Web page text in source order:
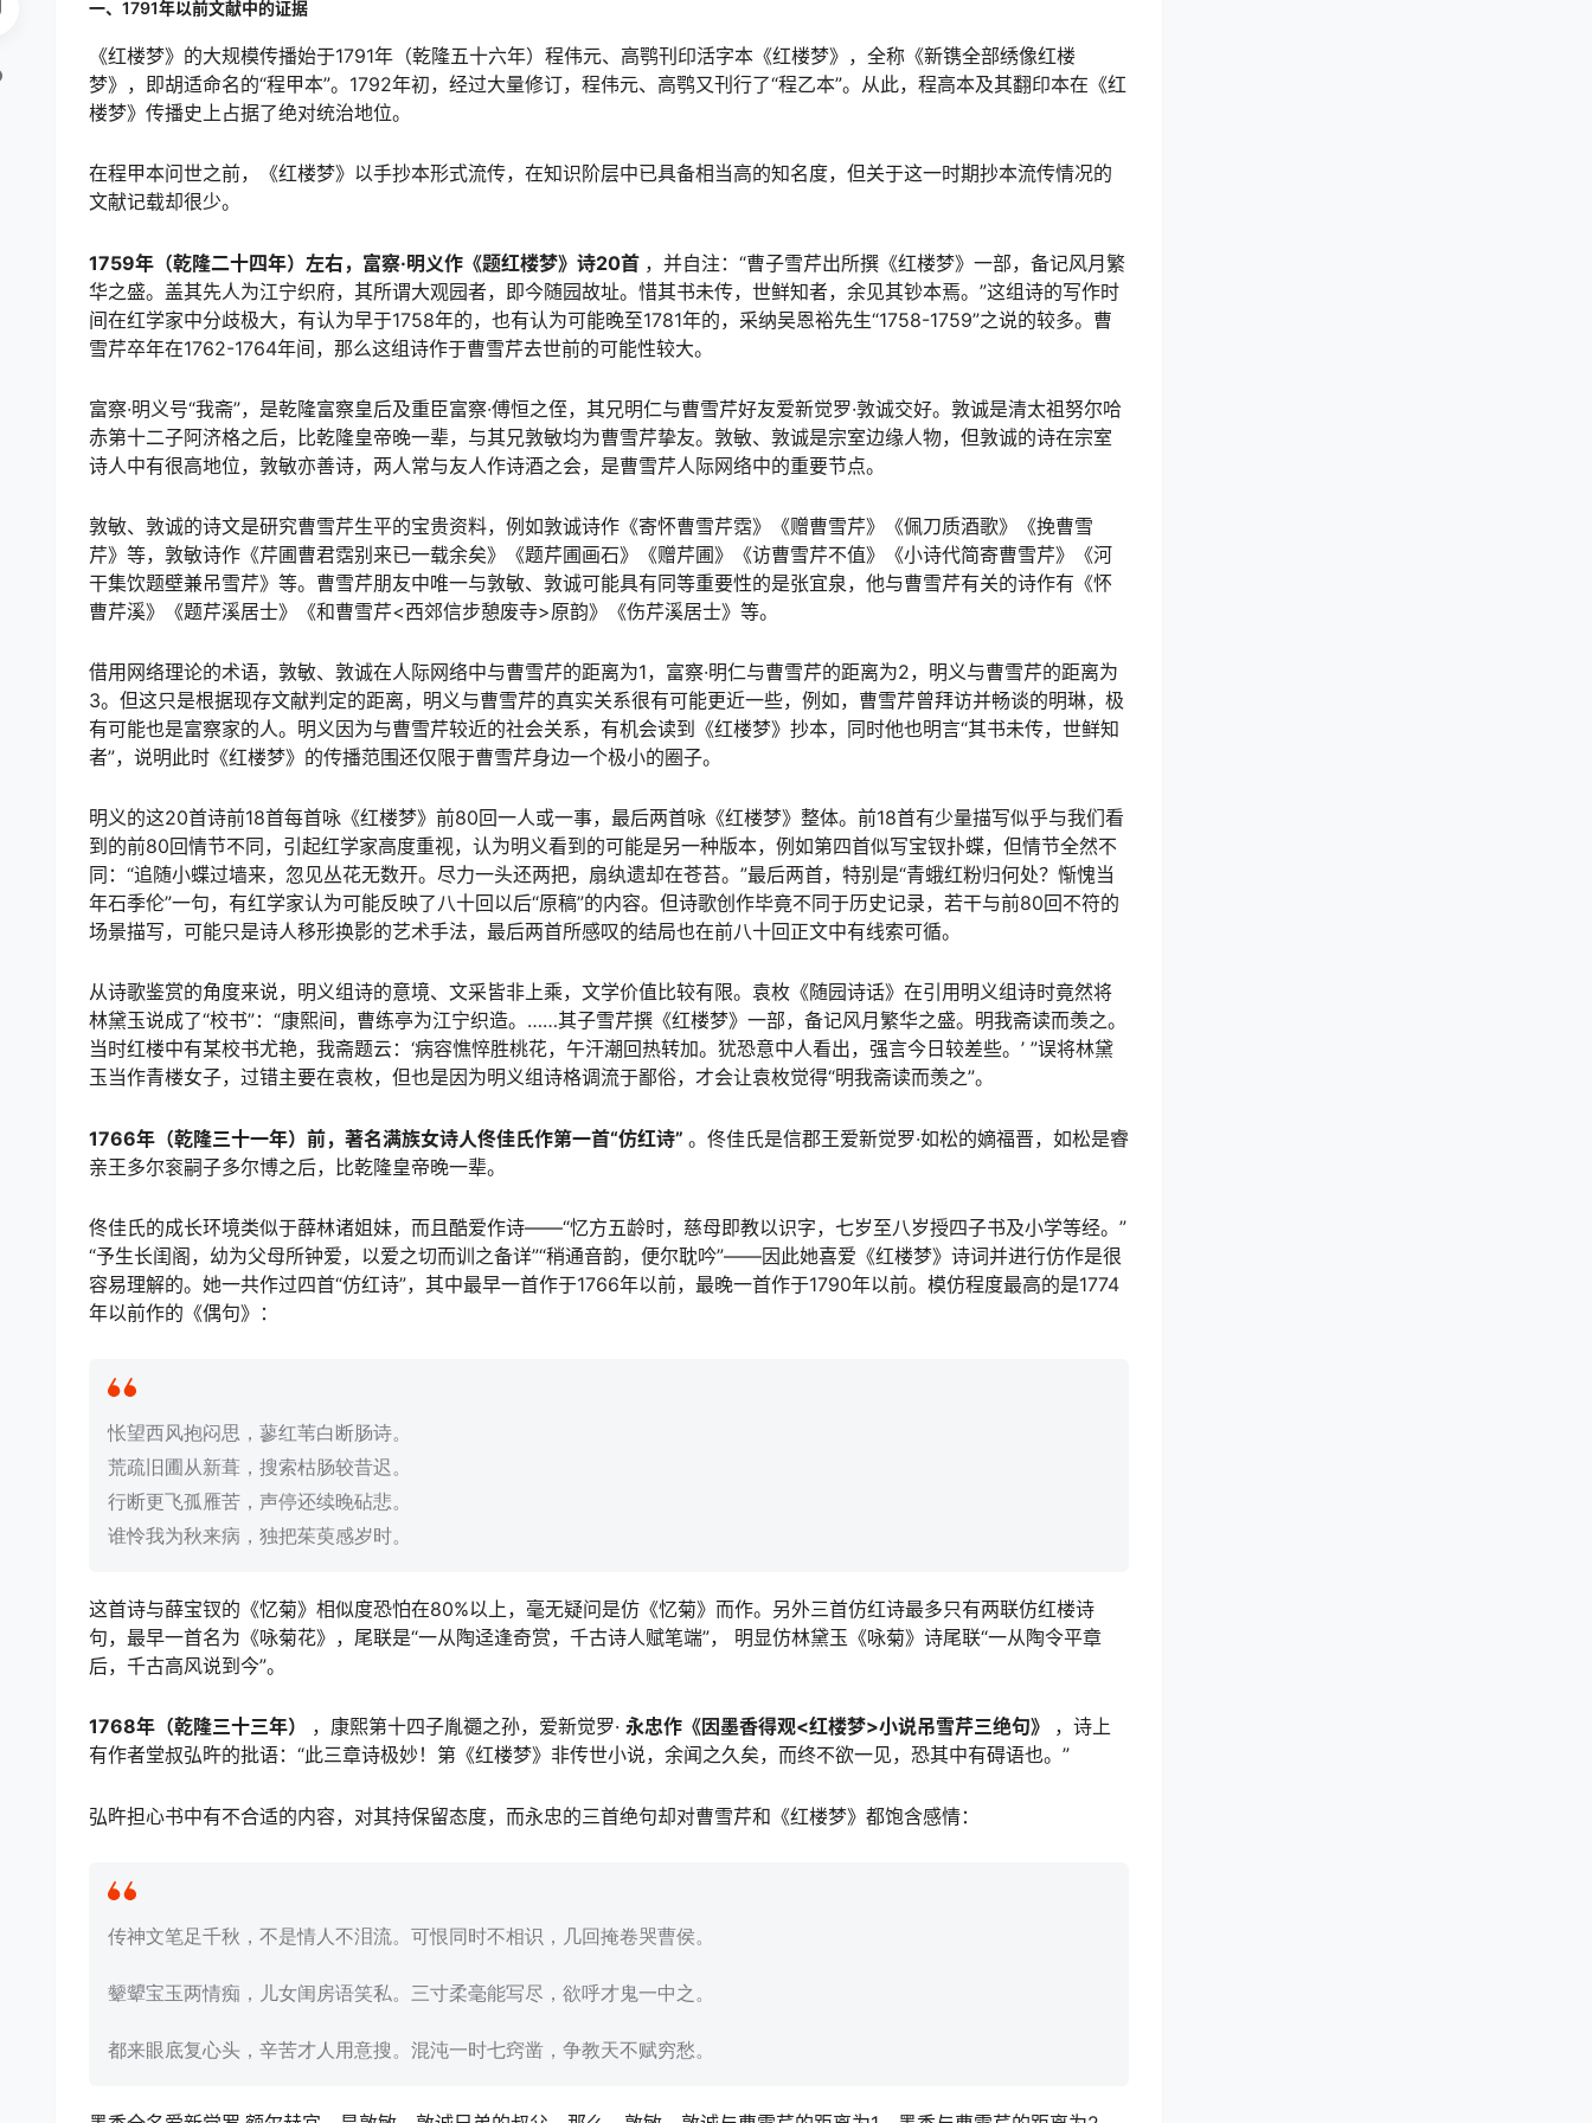
一、1791年以前文献中的证据
《红楼梦》的大规模传播始于1791年（乾隆五十六年）程伟元、高鹗刊印活字本《红楼梦》，全称《新镌全部绣像红楼
梦》，即胡适命名的“程甲本”。1792年初，经过大量修订，程伟元、高鹗又刊行了“程乙本”。从此，程高本及其翻印本在《红
楼梦》传播史上占据了绝对统治地位。
在程甲本问世之前，《红楼梦》以手抄本形式流传，在知识阶层中已具备相当高的知名度，但关于这一时期抄本流传情况的
文献记载却很少。
1759年（乾隆二十四年）左右，富察·明义作《题红楼梦》诗20首 ，并自注：“曹子雪芹出所撰《红楼梦》一部，备记风月繁
华之盛。盖其先人为江宁织府，其所谓大观园者，即今随园故址。惜其书未传，世鲜知者，余见其钞本焉。”这组诗的写作时
间在红学家中分歧极大，有认为早于1758年的，也有认为可能晚至1781年的，采纳吴恩裕先生“1758-1759”之说的较多。曹
雪芹卒年在1762-1764年间，那么这组诗作于曹雪芹去世前的可能性较大。
富察·明义号“我斋”，是乾隆富察皇后及重臣富察·傅恒之侄，其兄明仁与曹雪芹好友爱新觉罗·敦诚交好。敦诚是清太祖努尔哈
赤第十二子阿济格之后，比乾隆皇帝晚一辈，与其兄敦敏均为曹雪芹挚友。敦敏、敦诚是宗室边缘人物，但敦诚的诗在宗室
诗人中有很高地位，敦敏亦善诗，两人常与友人作诗酒之会，是曹雪芹人际网络中的重要节点。
敦敏、敦诚的诗文是研究曹雪芹生平的宝贵资料，例如敦诚诗作《寄怀曹雪芹霑》《赠曹雪芹》《佩刀质酒歌》《挽曹雪
芹》等，敦敏诗作《芹圃曹君霑别来已一载余矣》《题芹圃画石》《赠芹圃》《访曹雪芹不值》《小诗代简寄曹雪芹》《河
干集饮题壁兼吊雪芹》等。曹雪芹朋友中唯一与敦敏、敦诚可能具有同等重要性的是张宜泉，他与曹雪芹有关的诗作有《怀
曹芹溪》《题芹溪居士》《和曹雪芹<西郊信步憩废寺>原韵》《伤芹溪居士》等。
借用网络理论的术语，敦敏、敦诚在人际网络中与曹雪芹的距离为1，富察·明仁与曹雪芹的距离为2，明义与曹雪芹的距离为
3。但这只是根据现存文献判定的距离，明义与曹雪芹的真实关系很有可能更近一些，例如，曹雪芹曾拜访并畅谈的明琳，极
有可能也是富察家的人。明义因为与曹雪芹较近的社会关系，有机会读到《红楼梦》抄本，同时他也明言“其书未传，世鲜知
者”，说明此时《红楼梦》的传播范围还仅限于曹雪芹身边一个极小的圈子。
明义的这20首诗前18首每首咏《红楼梦》前80回一人或一事，最后两首咏《红楼梦》整体。前18首有少量描写似乎与我们看
到的前80回情节不同，引起红学家高度重视，认为明义看到的可能是另一种版本，例如第四首似写宝钗扑蝶，但情节全然不
同：“追随小蝶过墙来，忽见丛花无数开。尽力一头还两把，扇纨遗却在苍苔。”最后两首，特别是“青蛾红粉归何处？惭愧当
年石季伦”一句，有红学家认为可能反映了八十回以后“原稿”的内容。但诗歌创作毕竟不同于历史记录，若干与前80回不符的
场景描写，可能只是诗人移形换影的艺术手法，最后两首所感叹的结局也在前八十回正文中有线索可循。
从诗歌鉴赏的角度来说，明义组诗的意境、文采皆非上乘，文学价值比较有限。袁枚《随园诗话》在引用明义组诗时竟然将
林黛玉说成了“校书”：“康熙间，曹练亭为江宁织造。……其子雪芹撰《红楼梦》一部，备记风月繁华之盛。明我斋读而羡之。
当时红楼中有某校书尤艳，我斋题云：‘病容憔悴胜桃花，午汗潮回热转加。犹恐意中人看出，强言今日较差些。’ ”误将林黛
玉当作青楼女子，过错主要在袁枚，但也是因为明义组诗格调流于鄙俗，才会让袁枚觉得“明我斋读而羡之”。
1766年（乾隆三十一年）前，著名满族女诗人佟佳氏作第一首“仿红诗” 。佟佳氏是信郡王爱新觉罗·如松的嫡福晋，如松是睿
亲王多尔衮嗣子多尔博之后，比乾隆皇帝晚一辈。
佟佳氏的成长环境类似于薛林诸姐妹，而且酷爱作诗——“忆方五龄时，慈母即教以识字，七岁至八岁授四子书及小学等经。”
“予生长闺阁，幼为父母所钟爱，以爱之切而训之备详”“稍通音韵，便尔耽吟”——因此她喜爱《红楼梦》诗词并进行仿作是很
容易理解的。她一共作过四首“仿红诗”，其中最早一首作于1766年以前，最晚一首作于1790年以前。模仿程度最高的是1774
年以前作的《偶句》：
怅望西风抱闷思，蓼红苇白断肠诗。
荒疏旧圃从新葺，搜索枯肠较昔迟。
行断更飞孤雁苦，声停还续晚砧悲。
谁怜我为秋来病，独把茱萸感岁时。
这首诗与薛宝钗的《忆菊》相似度恐怕在80%以上，毫无疑问是仿《忆菊》而作。另外三首仿红诗最多只有两联仿红楼诗
句，最早一首名为《咏菊花》，尾联是“一从陶迳逢奇赏，千古诗人赋笔端”， 明显仿林黛玉《咏菊》诗尾联“一从陶令平章
后，千古高风说到今”。
1768年（乾隆三十三年） ，康熙第十四子胤禵之孙，爱新觉罗· 永忠作《因墨香得观<红楼梦>小说吊雪芹三绝句》 ，诗上
有作者堂叔弘旿的批语：“此三章诗极妙！第《红楼梦》非传世小说，余闻之久矣，而终不欲一见，恐其中有碍语也。”
弘旿担心书中有不合适的内容，对其持保留态度，而永忠的三首绝句却对曹雪芹和《红楼梦》都饱含感情：
传神文笔足千秋，不是情人不泪流。可恨同时不相识，几回掩卷哭曹侯。
颦顰宝玉两情痴，儿女闺房语笑私。三寸柔毫能写尽，欲呼才鬼一中之。
都来眼底复心头，辛苦才人用意搜。混沌一时七窍凿，争教天不赋穷愁。